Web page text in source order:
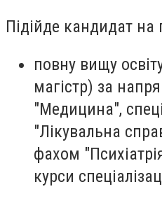
Підійде кандидат
повну вищу
магістр) за
"Медицина",
"Лікувальна
фахом
курси